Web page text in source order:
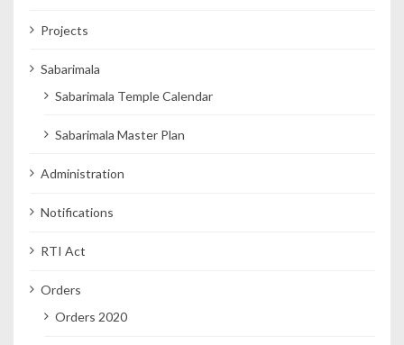
Projects
Sabarimala
Sabarimala Temple Calendar
Sabarimala Master Plan
Administration
Notifications
RTI Act
Orders
Orders 2020